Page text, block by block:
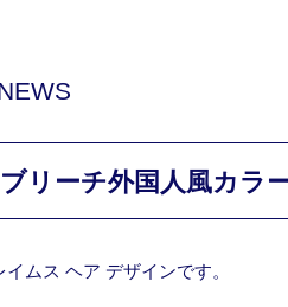
リーチ外国人風カラ
ムス ヘア デザインです。